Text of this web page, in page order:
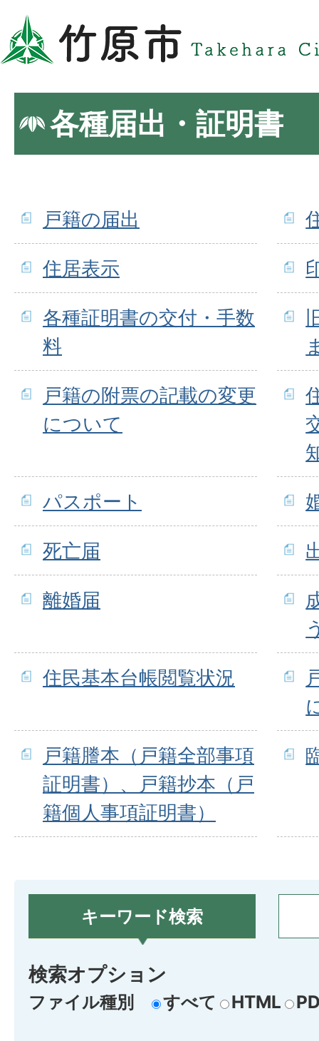
各種届出・証明書
戸籍の届出
住居表示
各種証明書の交付・手数
料
戸籍の附票の記載の変更
について
パスポート
死亡届
離婚届
住民基本台帳閲覧状況
戸籍謄本（戸籍全部事項
証明書）、戸籍抄本（戸
籍個人事項証明書）
キーワード検索
検索オプション
ファイル種別 すべて HTML